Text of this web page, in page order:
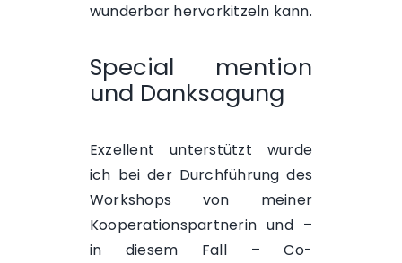
wunderbar hervorkitzeln kann.
Special mention
und Danksagung
Exzellent unterstützt wurde
ich bei der Durchführung des
Workshops von meiner
Kooperationspartnerin und –
in diesem Fall – Co-